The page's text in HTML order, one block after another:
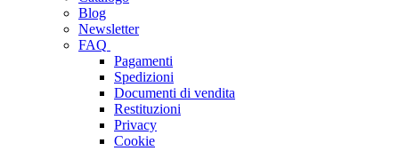
Blog
Newsletter
FAQ
Pagamenti
Spedizioni
Documenti di vendita
Restituzioni
Privacy
Cookie